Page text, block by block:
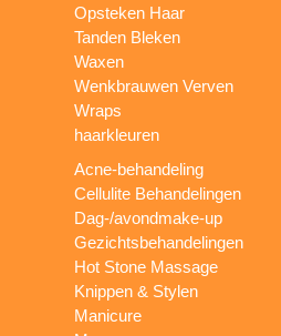
Opsteken Haar
Tanden Bleken
Waxen
Wenkbrauwen Verven
Wraps
haarkleuren
Acne-behandeling
Cellulite Behandelingen
Dag-/avondmake-up
Gezichtsbehandelingen
Hot Stone Massage
Knippen & Stylen
Manicure